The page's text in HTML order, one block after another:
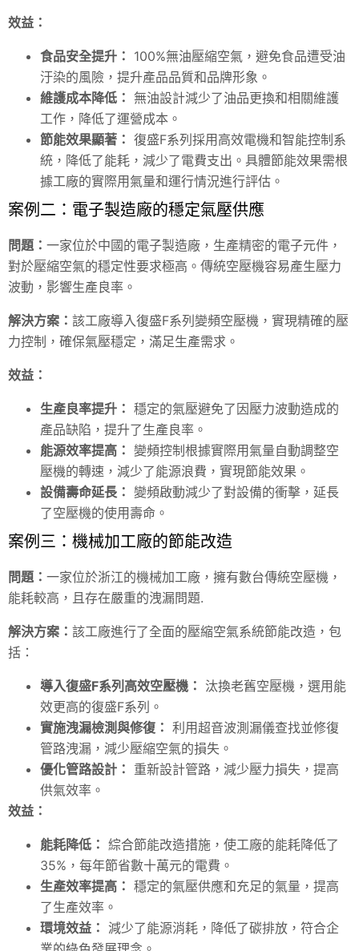
效益：
食品安全提升： 100%無油壓縮空氣，避免食品遭受油
汙染的風險，提升產品品質和品牌形象。
維護成本降低： 無油設計減少了油品更換和相關維護
工作，降低了運營成本。
節能效果顯著： 復盛F系列採用高效電機和智能控制系
統，降低了能耗，減少了電費支出。具體節能效果需根
據工廠的實際用氣量和運行情況進行評估。
案例二：電子製造廠的穩定氣壓供應
問題： 一家位於中國的電子製造廠，生產精密的電子元件，
對於壓縮空氣的穩定性要求極高。傳統空壓機容易產生壓力
波動，影響生產良率。
解決方案： 該工廠導入復盛F系列變頻空壓機，實現精確的壓
力控制，確保氣壓穩定，滿足生產需求。
效益：
生產良率提升： 穩定的氣壓避免了因壓力波動造成的
產品缺陷，提升了生產良率。
能源效率提高： 變頻控制根據實際用氣量自動調整空
壓機的轉速，減少了能源浪費，實現節能效果。
設備壽命延長： 變頻啟動減少了對設備的衝擊，延長
了空壓機的使用壽命。
案例三：機械加工廠的節能改造
問題： 一家位於浙江的機械加工廠，擁有數台傳統空壓機，
能耗較高，且存在嚴重的洩漏問題.
解決方案： 該工廠進行了全面的壓縮空氣系統節能改造，包
括：
導入復盛F系列高效空壓機： 汰換老舊空壓機，選用能
效更高的復盛F系列。
實施洩漏檢測與修復： 利用超音波測漏儀查找並修復
管路洩漏，減少壓縮空氣的損失。
優化管路設計： 重新設計管路，減少壓力損失，提高
供氣效率。
效益：
能耗降低： 綜合節能改造措施，使工廠的能耗降低了
35%，每年節省數十萬元的電費。
生產效率提高： 穩定的氣壓供應和充足的氣量，提高
了生產效率。
環境效益： 減少了能源消耗，降低了碳排放，符合企